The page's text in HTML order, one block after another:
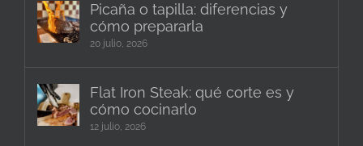
Picaña o tapilla: diferencias y
cómo prepararla
20 julio, 2026
Flat Iron Steak: qué corte es y
cómo cocinarlo
12 julio, 2026